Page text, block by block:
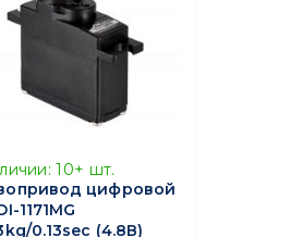
10+ шт.
цифровой
1171MG
0.13sec (4.8В)